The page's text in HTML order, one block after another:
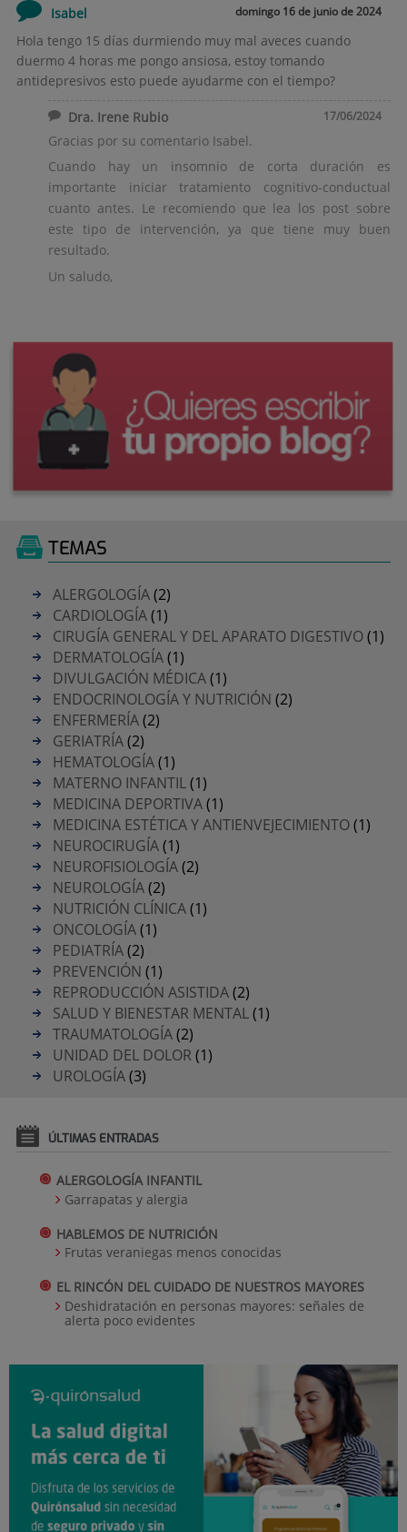
Isabel domingo 16 de junio de 2024
Hola tengo 15 días durmiendo muy mal aveces cuando
duermo 4 horas me pongo ansiosa, estoy tomando
antidepresivos esto puede ayudarme con el tiempo?
Dra. Irene Rubio 17/06/2024
Gracias por su comentario Isabel.
Cuando hay un insomnio de corta duración es
importante iniciar tratamiento cognitivo-conductual
cuanto antes. Le recomiendo que lea los post sobre
este tipo de intervención, ya que tiene muy buen
resultado.
Un saludo,
TEMAS
ALERGOLOGÍA(2)
CARDIOLOGÍA(1)
CIRUGÍA GENERAL Y DEL APARATO DIGESTIVO(1)
DERMATOLOGÍA(1)
DIVULGACIÓN MÉDICA(1)
ENDOCRINOLOGÍA Y NUTRICIÓN (2)
ENFERMERÍA(2)
GERIATRÍA(2)
HEMATOLOGÍA(1)
MATERNO INFANTIL(1)
MEDICINA DEPORTIVA(1)
MEDICINA ESTÉTICA Y ANTIENVEJECIMIENTO(1)
NEUROCIRUGÍA(1)
NEUROFISIOLOGÍA(2)
NEUROLOGÍA(2)
NUTRICIÓN CLÍNICA(1)
ONCOLOGÍA(1)
PEDIATRÍA(2)
PREVENCIÓN (1)
REPRODUCCIÓN ASISTIDA(2)
SALUD Y BIENESTAR MENTAL(1)
TRAUMATOLOGÍA(2)
UNIDAD DEL DOLOR(1)
UROLOGÍA(3)
ÚLTIMAS ENTRADAS
ALERGOLOGÍA INFANTIL
Garrapatas y alergia
HABLEMOS DE NUTRICIÓN
Frutas veraniegas menos conocidas
EL RINCÓN DEL CUIDADO DE NUESTROS MAYORES
Deshidratación en personas mayores: señales de
alerta poco evidentes